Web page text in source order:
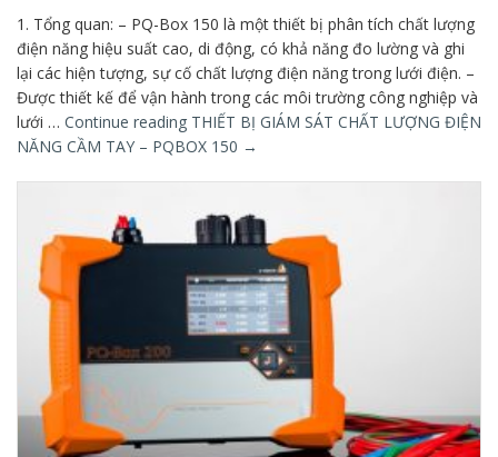
1. Tổng quan: – PQ-Box 150 là một thiết bị phân tích chất lượng
điện năng hiệu suất cao, di động, có khả năng đo lường và ghi
lại các hiện tượng, sự cố chất lượng điện năng trong lưới điện. –
Được thiết kế để vận hành trong các môi trường công nghiệp và
lưới … Continue reading THIẾT BỊ GIÁM SÁT CHẤT LƯỢNG ĐIỆN
NĂNG CẦM TAY – PQBOX 150 →